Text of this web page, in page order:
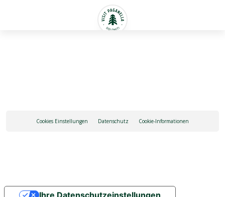
Cookies Einstellungen Datenschutz Cookie-Informationen
Ihre Datenschutzeinstellungen